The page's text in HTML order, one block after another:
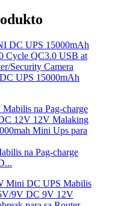
UPS 15000mAh
na Pag-charge